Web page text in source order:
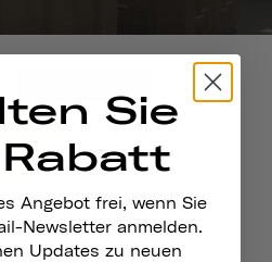
Sie
Angebot frei, wenn Sie
Newsletter anmelden.
Updates zu neuen